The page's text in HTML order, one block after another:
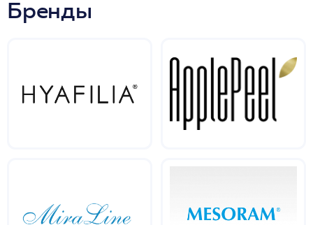
Бренды